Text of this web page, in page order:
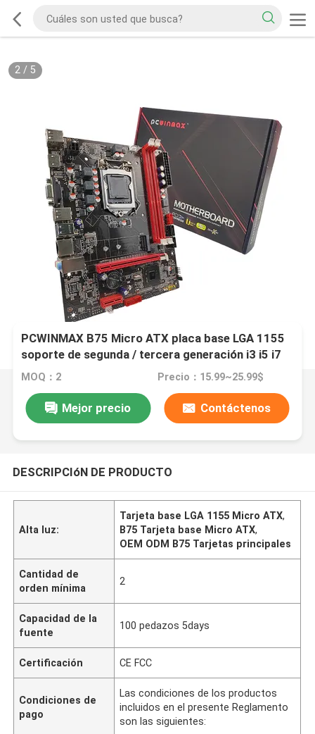
2/ 5
PCWINMAX B75 Micro ATX placa base LGA 1155
soporte de segunda / tercera generación i3 i5 i7
DDR3 OEM ODM original B75 placa base
MOQ：2 Precio：15.99~25.99$
Mejor precio Contáctenos
DESCRIPCIóN DE PRODUCTO
Alta luz:
Tarjeta base LGA 1155 Micro ATX,
B75 Tarjeta base Micro ATX,
OEM ODM B75 Tarjetas principales
Cantidad de
orden mínima
2
Capacidad de la
fuente
100 pedazos 5days
Certificación CE FCC
Condiciones de
pago
Las condiciones de los productos
incluidos en el presente Reglamento
son las siguientes: